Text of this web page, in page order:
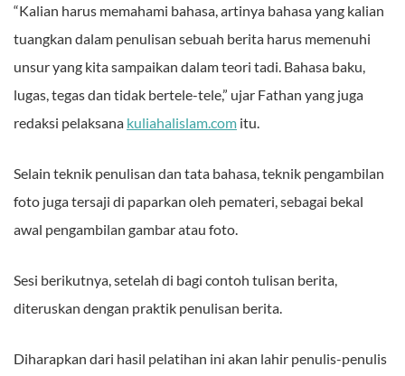
“Kalian harus memahami bahasa, artinya bahasa yang kalian
tuangkan dalam penulisan sebuah berita harus memenuhi
unsur yang kita sampaikan dalam teori tadi. Bahasa baku,
lugas, tegas dan tidak bertele-tele,” ujar Fathan yang juga
redaksi pelaksana kuliahalislam.com itu.
Selain teknik penulisan dan tata bahasa, teknik pengambilan
foto juga tersaji di paparkan oleh pemateri, sebagai bekal
awal pengambilan gambar atau foto.
Sesi berikutnya, setelah di bagi contoh tulisan berita,
diteruskan dengan praktik penulisan berita.
Diharapkan dari hasil pelatihan ini akan lahir penulis-penulis